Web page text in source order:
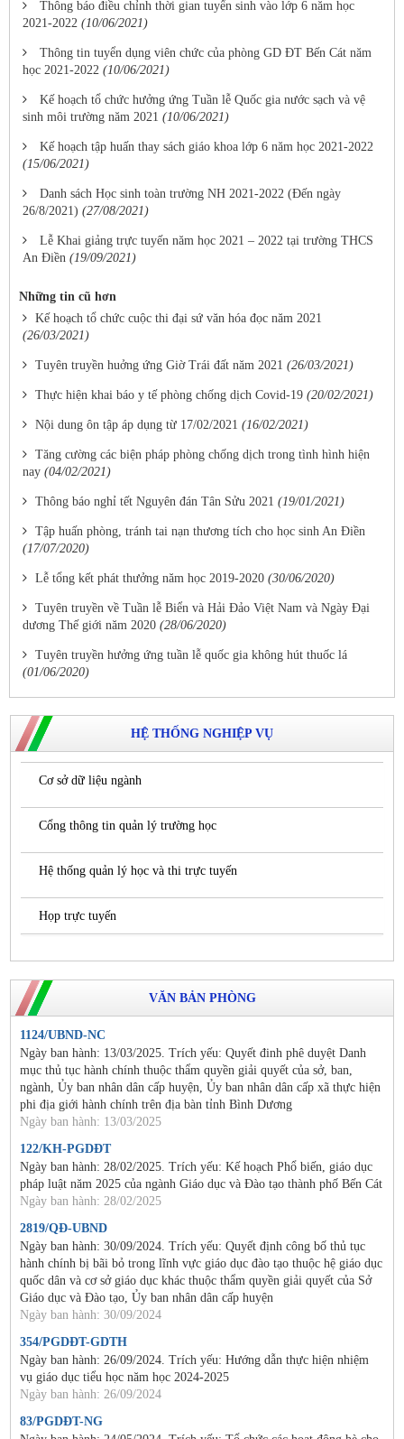
Thông báo điều chỉnh thời gian tuyển sinh vào lớp 6 năm học
2021-2022 (10/06/2021)
Thông tin tuyển dụng viên chức của phòng GD ĐT Bến Cát năm
học 2021-2022 (10/06/2021)
Kế hoạch tổ chức hưởng ứng Tuần lễ Quốc gia nước sạch và vệ
sinh môi trường năm 2021 (10/06/2021)
Kế hoạch tập huấn thay sách giáo khoa lớp 6 năm học 2021-2022
(15/06/2021)
Danh sách Học sinh toàn trường NH 2021-2022 (Đến ngày
26/8/2021) (27/08/2021)
Lễ Khai giảng trực tuyến năm học 2021 – 2022 tại trường THCS
An Điền (19/09/2021)
Những tin cũ hơn
Kế hoạch tổ chức cuộc thi đại sứ văn hóa đọc năm 2021
(26/03/2021)
Tuyên truyền huởng ứng Giờ Trái đất năm 2021 (26/03/2021)
Thực hiện khai báo y tế phòng chống dịch Covid-19 (20/02/2021)
Nội dung ôn tập áp dụng từ 17/02/2021 (16/02/2021)
Tăng cường các biện pháp phòng chống dịch trong tình hình hiện
nay (04/02/2021)
Thông báo nghỉ tết Nguyên đán Tân Sửu 2021 (19/01/2021)
Tập huấn phòng, tránh tai nạn thương tích cho học sinh An Điền
(17/07/2020)
Lễ tổng kết phát thưởng năm học 2019-2020 (30/06/2020)
Tuyên truyền về Tuần lễ Biển và Hải Đảo Việt Nam và Ngày Đại
dương Thế giới năm 2020 (28/06/2020)
Tuyên truyền hưởng ứng tuần lễ quốc gia không hút thuốc lá
(01/06/2020)
HỆ THỐNG NGHIỆP VỤ
Cơ sở dữ liệu ngành
Cổng thông tin quản lý trường học
Hệ thống quản lý học và thi trực tuyến
Họp trực tuyến
VĂN BẢN PHÒNG
1124/UBND-NC
Ngày ban hành: 13/03/2025. Trích yếu: Quyết đinh phê duyệt Danh
mục thủ tục hành chính thuộc thẩm quyền giải quyết của sở, ban,
ngành, Ủy ban nhân dân cấp huyện, Ủy ban nhân dân cấp xã thực hiện
phi địa giới hành chính trên địa bàn tỉnh Bình Dương
Ngày ban hành: 13/03/2025
122/KH-PGDĐT
Ngày ban hành: 28/02/2025. Trích yếu: Kế hoạch Phổ biến, giáo dục
pháp luật năm 2025 của ngành Giáo dục và Đào tạo thành phố Bến Cát
Ngày ban hành: 28/02/2025
2819/QĐ-UBND
Ngày ban hành: 30/09/2024. Trích yếu: Quyết định công bố thủ tục
hành chính bị bãi bỏ trong lĩnh vực giáo dục đào tạo thuộc hệ giáo dục
quốc dân và cơ sở giáo dục khác thuộc thẩm quyền giải quyết của Sở
Giáo dục và Đào tạo, Ủy ban nhân dân cấp huyện
Ngày ban hành: 30/09/2024
354/PGDĐT-GDTH
Ngày ban hành: 26/09/2024. Trích yếu: Hướng dẫn thực hiện nhiệm
vụ giáo dục tiểu học năm học 2024-2025
Ngày ban hành: 26/09/2024
83/PGDĐT-NG